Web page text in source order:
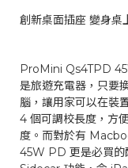
創新桌面插座 變身
ProMini Qs4TPD
是旅遊充電器，只要
腦，讓用家可以在裝
4 個可調校長度，方
度。而對於有
45W PD 更是必買